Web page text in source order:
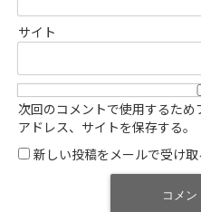
サイト
次回のコメントで使用するた
アドレス、サイトを保存する。
新しい投稿をメールで受け取